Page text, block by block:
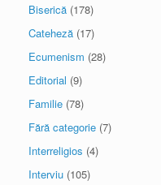
Biserică (178)
Cateheză (17)
Ecumenism (28)
Editorial (9)
Familie (78)
Fără categorie (7)
Interreligios (4)
Interviu (105)